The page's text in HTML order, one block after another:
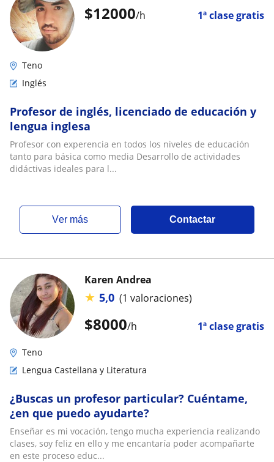
$12000/h 1ª clase gratis
Teno
Inglés
Profesor de inglés, licenciado de educación y
lengua inglesa
Profesor con experencia en todos los niveles de educación
tanto para básica como media Desarrollo de actividades
didáctivas ideales para l...
ver más Contactar
$8000/h 1ª clase gratis
Karen Andrea
★ 5,0 (1 valoraciones)
Teno
Lengua Castellana y Literatura
¿Buscas un profesor particular? Cuéntame,
¿en que puedo ayudarte?
Enseñar es mi vocación, tengo mucha experiencia realizando
clases, soy feliz en ello y me encantaría poder acompañarte
en este proceso educ...